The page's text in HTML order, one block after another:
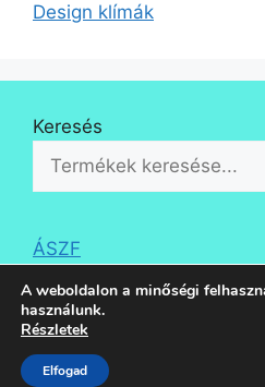
Design klímák
Keresés
ÁSZF
© 2026 Klíma Áruda
A weboldalon a minőségi
használunk.
Részletek
Elfogad